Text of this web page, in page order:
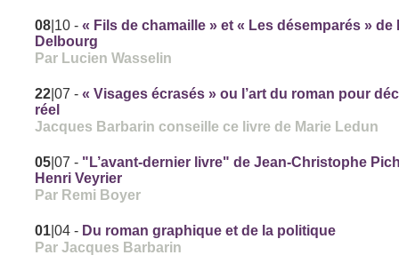
08 |10 -« Fils de chamaille » et « Les désemparés » de
Delbourg
Par Lucien Wasselin
22 |07 -« Visages écrasés » ou l’art du roman pour
réel
Jacques Barbarin conseille ce livre de Marie Ledun
05 |07 - "L’avant-dernier livre" de Jean-Christophe
Henri Veyrier
Par Remi Boyer
01 |04 - Du roman graphique et de la politique
Par Jacques Barbarin